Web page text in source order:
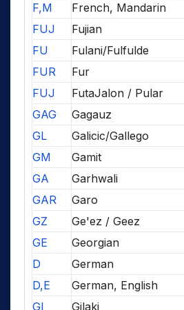
F,M
French, Mandarin
FUJ
Fujian
FU
Fulani/Fulfulde
FUR
Fur
FUJ
FutaJalon / Pular
GAG
Gagauz
GL
Galicic/Gallego
GM
Gamit
GA
Garhwali
GAR
Garo
GZ
Ge'ez / Geez
GE
Georgian
D
German
D,E
German, English
GI
Gilaki